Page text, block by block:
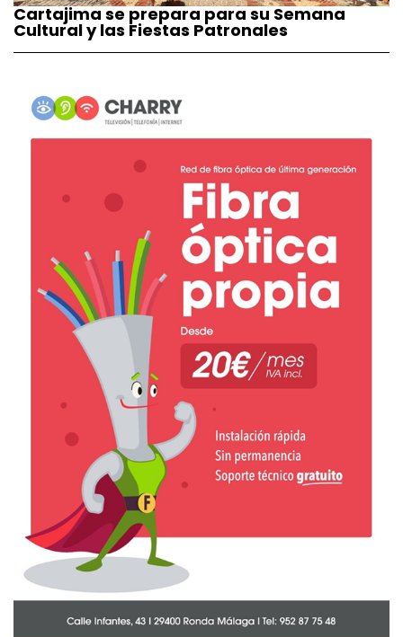
Cartajima se prepara para su Semana
Cultural y las Fiestas Patronales